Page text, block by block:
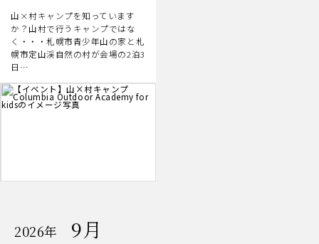
山×村キャンプを知っています
か？山村で行うキャンプではな
く・・・札幌市青少年山の家と札
幌市定山渓自然の村が会場の2泊3
日…
2026年 9月